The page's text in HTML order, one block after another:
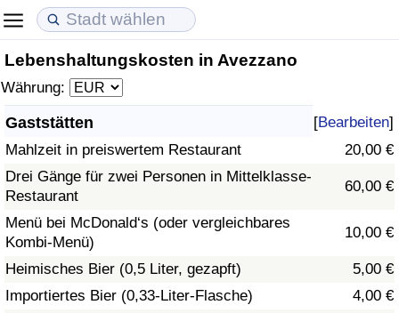
Lebenshaltungskosten in Avezzano
Währung:
Gaststätten [Bearbeiten]
Mahlzeit in preiswertem Restaurant
20,00 €
Drei Gänge für zwei Personen in Mittelklasse-
Restaurant
60,00 €
Menü bei McDonald‘s (oder vergleichbares
Kombi-Menü)
10,00 €
Heimisches Bier (0,5 Liter, gezapft)
5,00 €
Importiertes Bier (0,33-Liter-Flasche)
4,00 €
Lebenshaltungskosten
Lebenshaltungskosten-Index (aktuell)
Lebenshaltungskosten-Index
Lebenshaltungskosten-Index nach Land
in Akaba
Immobilienpreise
Immobilienpreis-Index (aktuell)
Immobilienpreis-Index
Immobilienpreis-Index nach Land
Lebensqualität
Lebensqualität-Index
Lebensqualität-Index (aktuell)
Lebensqualitätsindex nach Land
Kriminalität
Kriminalitäts-Index (aktuell)